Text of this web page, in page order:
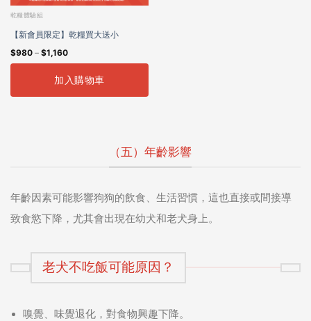
乾糧體驗組
【新會員限定】乾糧買大送小
$980– $1,160
加入購物車
（五）年齡影響
年齡因素可能影響狗狗的飲食、生活習慣，這也直接或間接導
致食慾下降，尤其會出現在幼犬和老犬身上。
老犬不吃飯可能原因？
嗅覺、味覺退化，對食物興趣下降。